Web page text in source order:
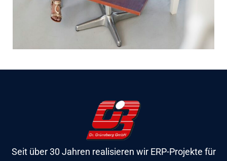
Seit über 30 Jahren realisieren wir ERP-Projekte für